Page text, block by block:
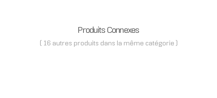
Produits Connexes
( 16 autres produits dans la même catégorie )